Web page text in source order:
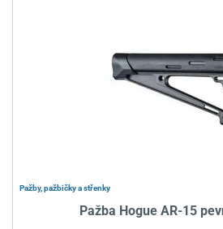
Pažby, pažbičky a střenky
Pažba Hogue AR-15